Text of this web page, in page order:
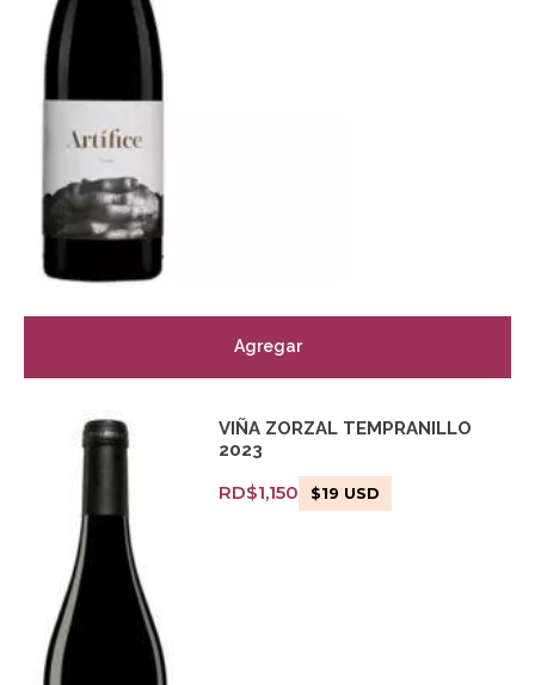
Agregar
VIÑA ZORZAL TEMPRANILLO
2023
RD$1,150 $19 USD